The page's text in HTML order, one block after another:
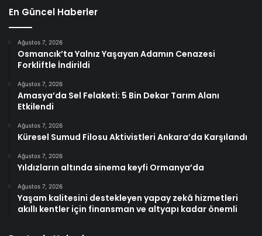
En Güncel Haberler
Ağustos 7, 2026
Osmancık’ta Yalnız Yaşayan Adamın Cenazesi
Forkliftle İndirildi
Ağustos 7, 2026
Amasya’da Sel Felaketi: 5 Bin Dekar Tarım Alanı
Etkilendi
Ağustos 7, 2026
Küresel Sumud Filosu Aktivistleri Ankara’da Karşılandı
Ağustos 7, 2026
Yıldızların altında sinema keyfi Ormanya’da
Ağustos 7, 2026
Yaşam kalitesini destekleyen yapay zekâ hizmetleri
akıllı kentler için finansman ve altyapı kadar önemli